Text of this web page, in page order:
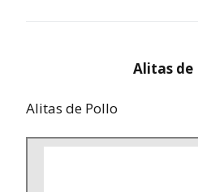
Alitas de
Alitas de Pollo